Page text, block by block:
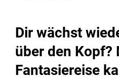
Dir wächst
über den Kopf?
Fantasiereise